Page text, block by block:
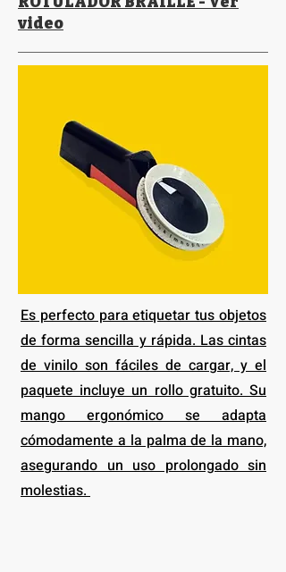
video
Es perfecto para etiquetar tus objetos
de forma sencilla y rápida. Las cintas
de vinilo son fáciles de cargar, y el
paquete incluye un rollo gratuito. Su
mango ergonómico se adapta
cómodamente a la palma de la mano,
asegurando un uso prolongado sin
molestias.